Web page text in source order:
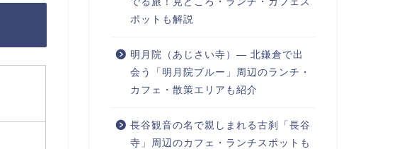
ポットも解説
明月院（あじさい寺）― 北鎌倉で出
会う「明月院ブルー」周辺のランチ・
カフェ・散策エリアも紹介
長谷観音の名で親しまれる古刹「長谷
寺」周辺のカフェ・ランチスポットも